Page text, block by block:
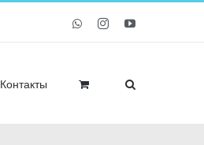
WhatsappInstagramYouTube
Контакты